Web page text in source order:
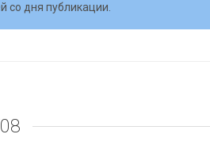
со дня публикации.